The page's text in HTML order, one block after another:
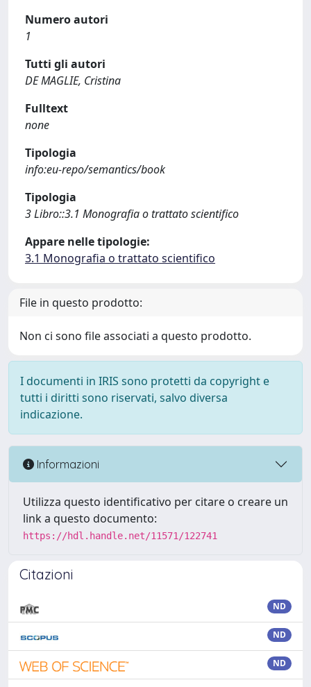
Numero autori
1
Tutti gli autori
DE MAGLIE, Cristina
Fulltext
none
Tipologia
info:eu-repo/semantics/book
Tipologia
3 Libro::3.1 Monografia o trattato scientifico
Appare nelle tipologie:
3.1 Monografia o trattato scientifico
File in questo prodotto:
Non ci sono file associati a questo prodotto.
I documenti in IRIS sono protetti da copyright e
tutti i diritti sono riservati, salvo diversa
indicazione.
Informazioni
Utilizza questo identificativo per citare o creare un
link a questo documento:
https://hdl.handle.net/11571/122741
Citazioni
ND
ND
ND